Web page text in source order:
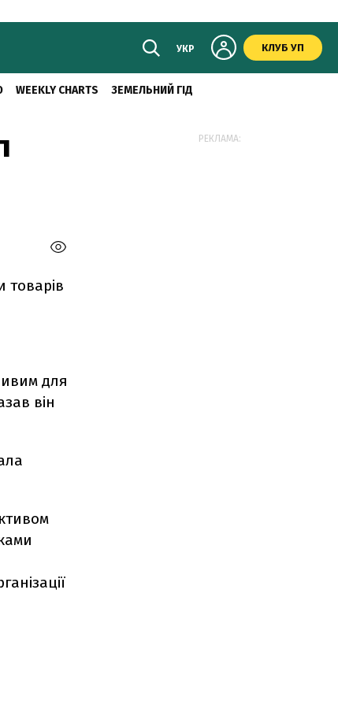
УКР КЛУБ УП
WEEKLY CHARTS ЗЕМЕЛЬНИЙ ГІД
товарів
для
він
РЕКЛАМА: